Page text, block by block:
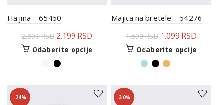
Haljina – 65450
2.890RSD 2.199 RSD
Odaberite opcije
Majica na bretele – 54276
1.590RSD 1.099 RSD
Odaberite opcije
-24% -30%